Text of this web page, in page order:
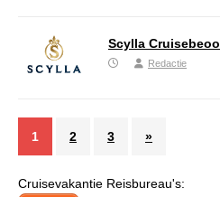
Scylla
Redactie
1 2 3 »
Cruisevakantie Reisbureau's: